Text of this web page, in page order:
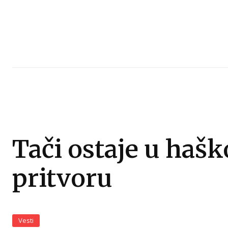
Tači ostaje u
pritvoru
Vesti